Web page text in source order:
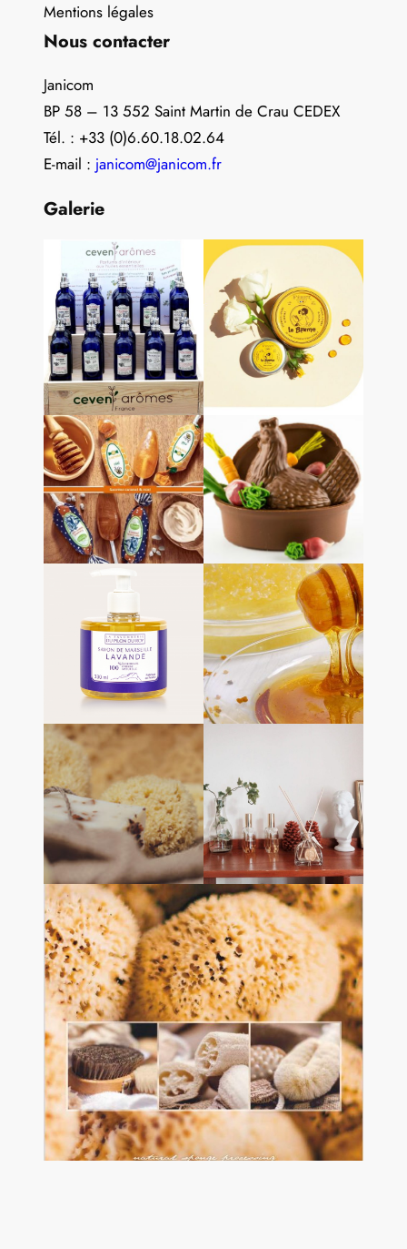
Mentions légales
Nous contacter
Janicom
BP 58 – 13 552 Saint Martin de Crau CEDEX
Tél. : +33 (0)6.60.18.02.64
E-mail : janicom@janicom.fr
Galerie